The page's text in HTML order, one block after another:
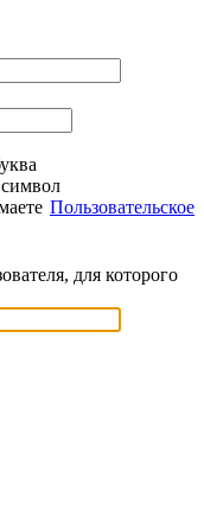
Пользовательское
для которого